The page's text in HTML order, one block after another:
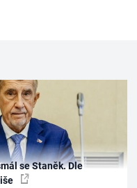
se Staněk. Dle